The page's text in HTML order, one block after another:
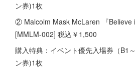
ン券)1枚
② Malcolm Mask McLaren 『Believe
[MMLM-002] 税込￥1,500
購入特典：イベント優先入場券（B1
ン券)1枚